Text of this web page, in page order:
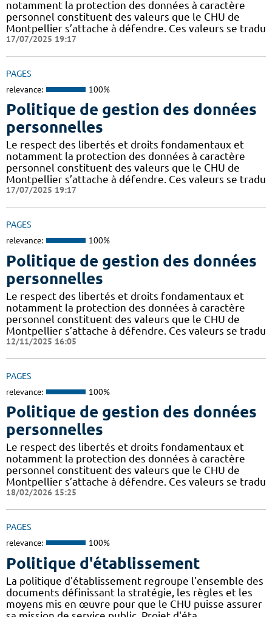
notamment la protection des données à caractère
personnel constituent des valeurs que le CHU de
Montpellier s’attache à défendre. Ces valeurs se tradu
17/07/2025 19:17
PAGES
relevance: 100%
Politique de gestion des données
personnelles
Le respect des libertés et droits fondamentaux et
notamment la protection des données à caractère
personnel constituent des valeurs que le CHU de
Montpellier s’attache à défendre. Ces valeurs se tradu
17/07/2025 19:17
PAGES
relevance: 100%
Politique de gestion des données
personnelles
Le respect des libertés et droits fondamentaux et
notamment la protection des données à caractère
personnel constituent des valeurs que le CHU de
Montpellier s’attache à défendre. Ces valeurs se tradu
12/11/2025 16:05
PAGES
relevance: 100%
Politique de gestion des données
personnelles
Le respect des libertés et droits fondamentaux et
notamment la protection des données à caractère
personnel constituent des valeurs que le CHU de
Montpellier s’attache à défendre. Ces valeurs se tradu
18/02/2026 15:25
PAGES
relevance: 100%
Politique d'établissement
La politique d'établissement regroupe l'ensemble des
documents définissant la stratégie, les règles et les
moyens mis en œuvre pour que le CHU puisse assurer